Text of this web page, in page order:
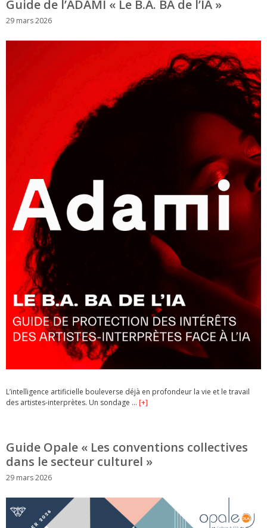
Guide de l’ADAMI « Le B.A. BA de l’IA »
29 mars 2026
L’intelligence artificielle bouleverse déjà en profondeur la vie et le travail
des artistes-interprètes. Un sondage … [+]
Guide Opale « Les conventions collectives
dans le secteur culturel »
29 mars 2026